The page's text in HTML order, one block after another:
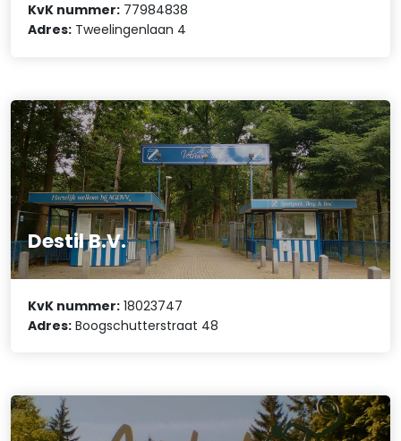
KvK nummer: 77984838
Adres: Tweelingenlaan 4
Destil B.V.
KvK nummer: 18023747
Adres: Boogschutterstraat 48